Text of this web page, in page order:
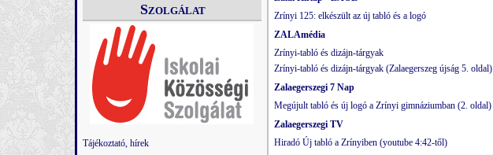
Szolgálat
Tájékoztató, hírek
Zrínyi 125: elkészült az új tabló és a logó
ZALAmédia
Zrínyi-tabló és dizájn-tárgyak
Zrínyi-tabló és dizájn-tárgyak (Zalaegerszeg újság 5. oldal)
Zalaegerszegi 7 Nap
Megújult tabló és új logó a Zrínyi gimnáziumban (2. oldal)
Zalaegerszegi TV
Hiradó Új tabló a Zrínyiben (youtube 4:42-től)